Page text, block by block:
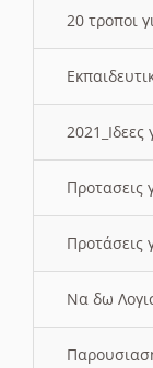
20 τροποι
2021_Ιδεες
Προτασεις
Προτάσεις
Να δω